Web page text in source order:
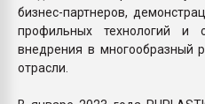
бизнес-партнеров,
профильных технологий и
внедрения в многообразный
отрасли.